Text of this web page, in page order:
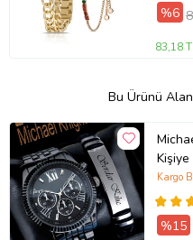
%6
83,18
Bu Ürünü
Kargo
%15